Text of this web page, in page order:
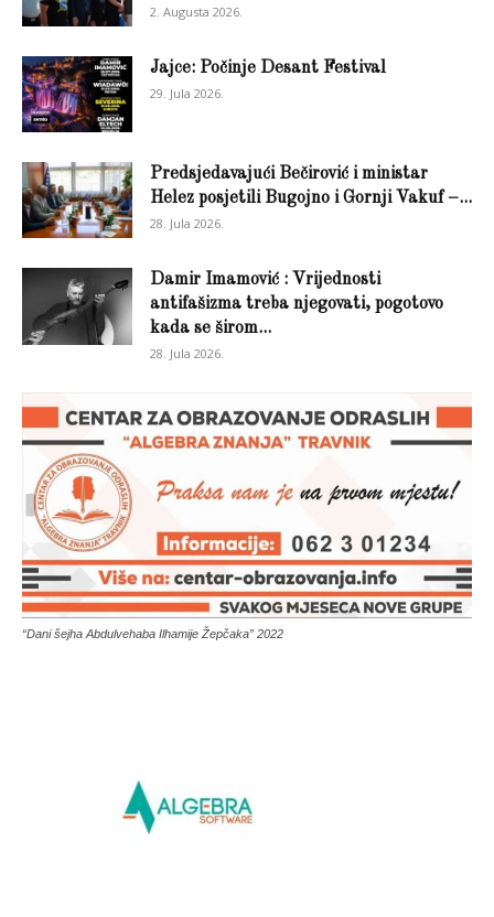
2. Augusta 2026.
Jajce: Počinje Desant Festival
29. Jula 2026.
Predsjedavajući Bečirović i ministar
Helez posjetili Bugojno i Gornji Vakuf –...
28. Jula 2026.
Damir Imamović : Vrijednosti
antifašizma treba njegovati, pogotovo
kada se širom...
28. Jula 2026.
“Dani šejha Abdulvehaba Ilhamije Žepčaka” 2022